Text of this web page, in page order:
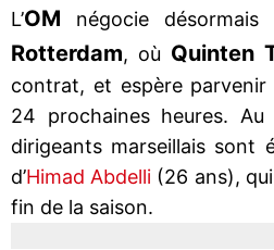
L’OM négocie
Rotterdam, où Quinten
contrat, et espère
24 prochaines heures.
dirigeants marseillais sont
d’Himad Abdelli (26 ans),
fin de la saison.